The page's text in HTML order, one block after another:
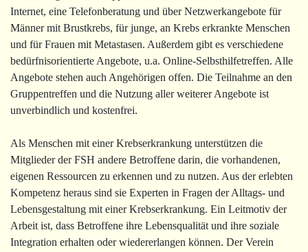
Internet, eine Telefonberatung und über Netzwerkangebote für
Männer mit Brustkrebs, für junge, an Krebs erkrankte Menschen
und für Frauen mit Metastasen. Außerdem gibt es verschiedene
bedürfnisorientierte Angebote, u.a. Online-Selbsthilfetreffen. Alle
Angebote stehen auch Angehörigen offen. Die Teilnahme an den
Gruppentreffen und die Nutzung aller weiterer Angebote ist
unverbindlich und kostenfrei.
Als Menschen mit einer Krebserkrankung unterstützen die
Mitglieder der FSH andere Betroffene darin, die vorhandenen,
eigenen Ressourcen zu erkennen und zu nutzen. Aus der erlebten
Kompetenz heraus sind sie Experten in Fragen der Alltags- und
Lebensgestaltung mit einer Krebserkrankung. Ein Leitmotiv der
Arbeit ist, dass Betroffene ihre Lebensqualität und ihre soziale
Integration erhalten oder wiedererlangen können. Der Verein